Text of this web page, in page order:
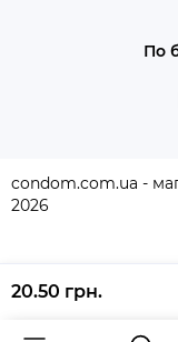
20.50 грн.
По
condom.com.ua -
2026